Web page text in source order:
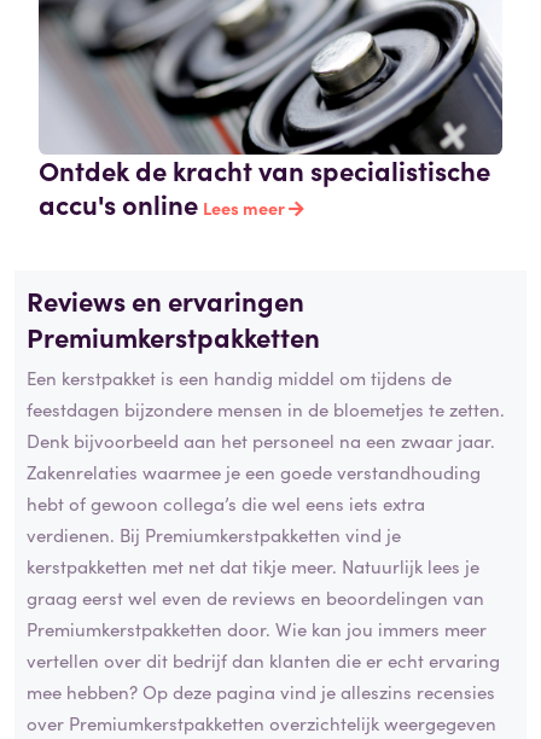
Ontdek de kracht van specialistische
accu's online Lees meer
Reviews en ervaringen
Premiumkerstpakketten
Een kerstpakket is een handig middel om tijdens de
feestdagen bijzondere mensen in de bloemetjes te zetten.
Denk bijvoorbeeld aan het personeel na een zwaar jaar.
Zakenrelaties waarmee je een goede verstandhouding
hebt of gewoon collega’s die wel eens iets extra
verdienen. Bij Premiumkerstpakketten vind je
kerstpakketten met net dat tikje meer. Natuurlijk lees je
graag eerst wel even de reviews en beoordelingen van
Premiumkerstpakketten door. Wie kan jou immers meer
vertellen over dit bedrijf dan klanten die er echt ervaring
mee hebben? Op deze pagina vind je alleszins recensies
over Premiumkerstpakketten overzichtelijk weergegeven